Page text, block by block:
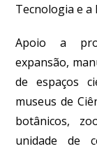
Tecnologia e a
Apoio a
expansão,
de espaços
museus de
botânicos,
unidade de